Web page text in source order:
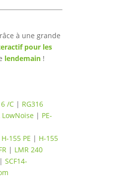
à une grande
pour les
lendemain !
/C | RG316
LowNoise | PE-
H-155 PE | H-155
| LMR 240
|SCF14-